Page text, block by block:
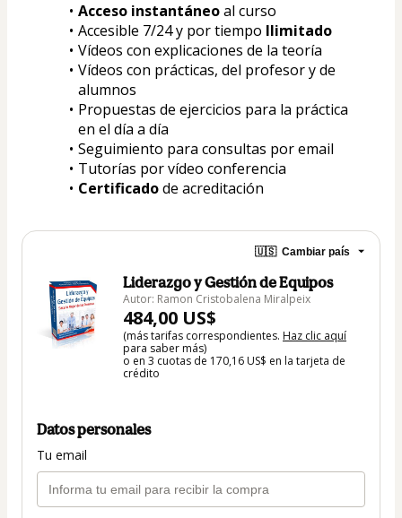
Acceso instantáneo al curso
Accesible 7/24 y por tiempo Ilimitado
Vídeos con explicaciones de la teoría
Vídeos con prácticas, del profesor y de
alumnos
Propuestas de ejercicios para la práctica
en el día a día
Seguimiento para consultas por email
Tutorías por vídeo conferencia
Certificado de acreditación
🇺🇸 Cambiar país
Liderazgo y Gestión de Equipos
Autor: Ramon Cristobalena Miralpeix
484,00 US$
(más tarifas correspondientes. Haz clic aquí
para saber más)
o en 3 cuotas de 170,16 US$ en la tarjeta de
crédito
Datos personales
Tu email